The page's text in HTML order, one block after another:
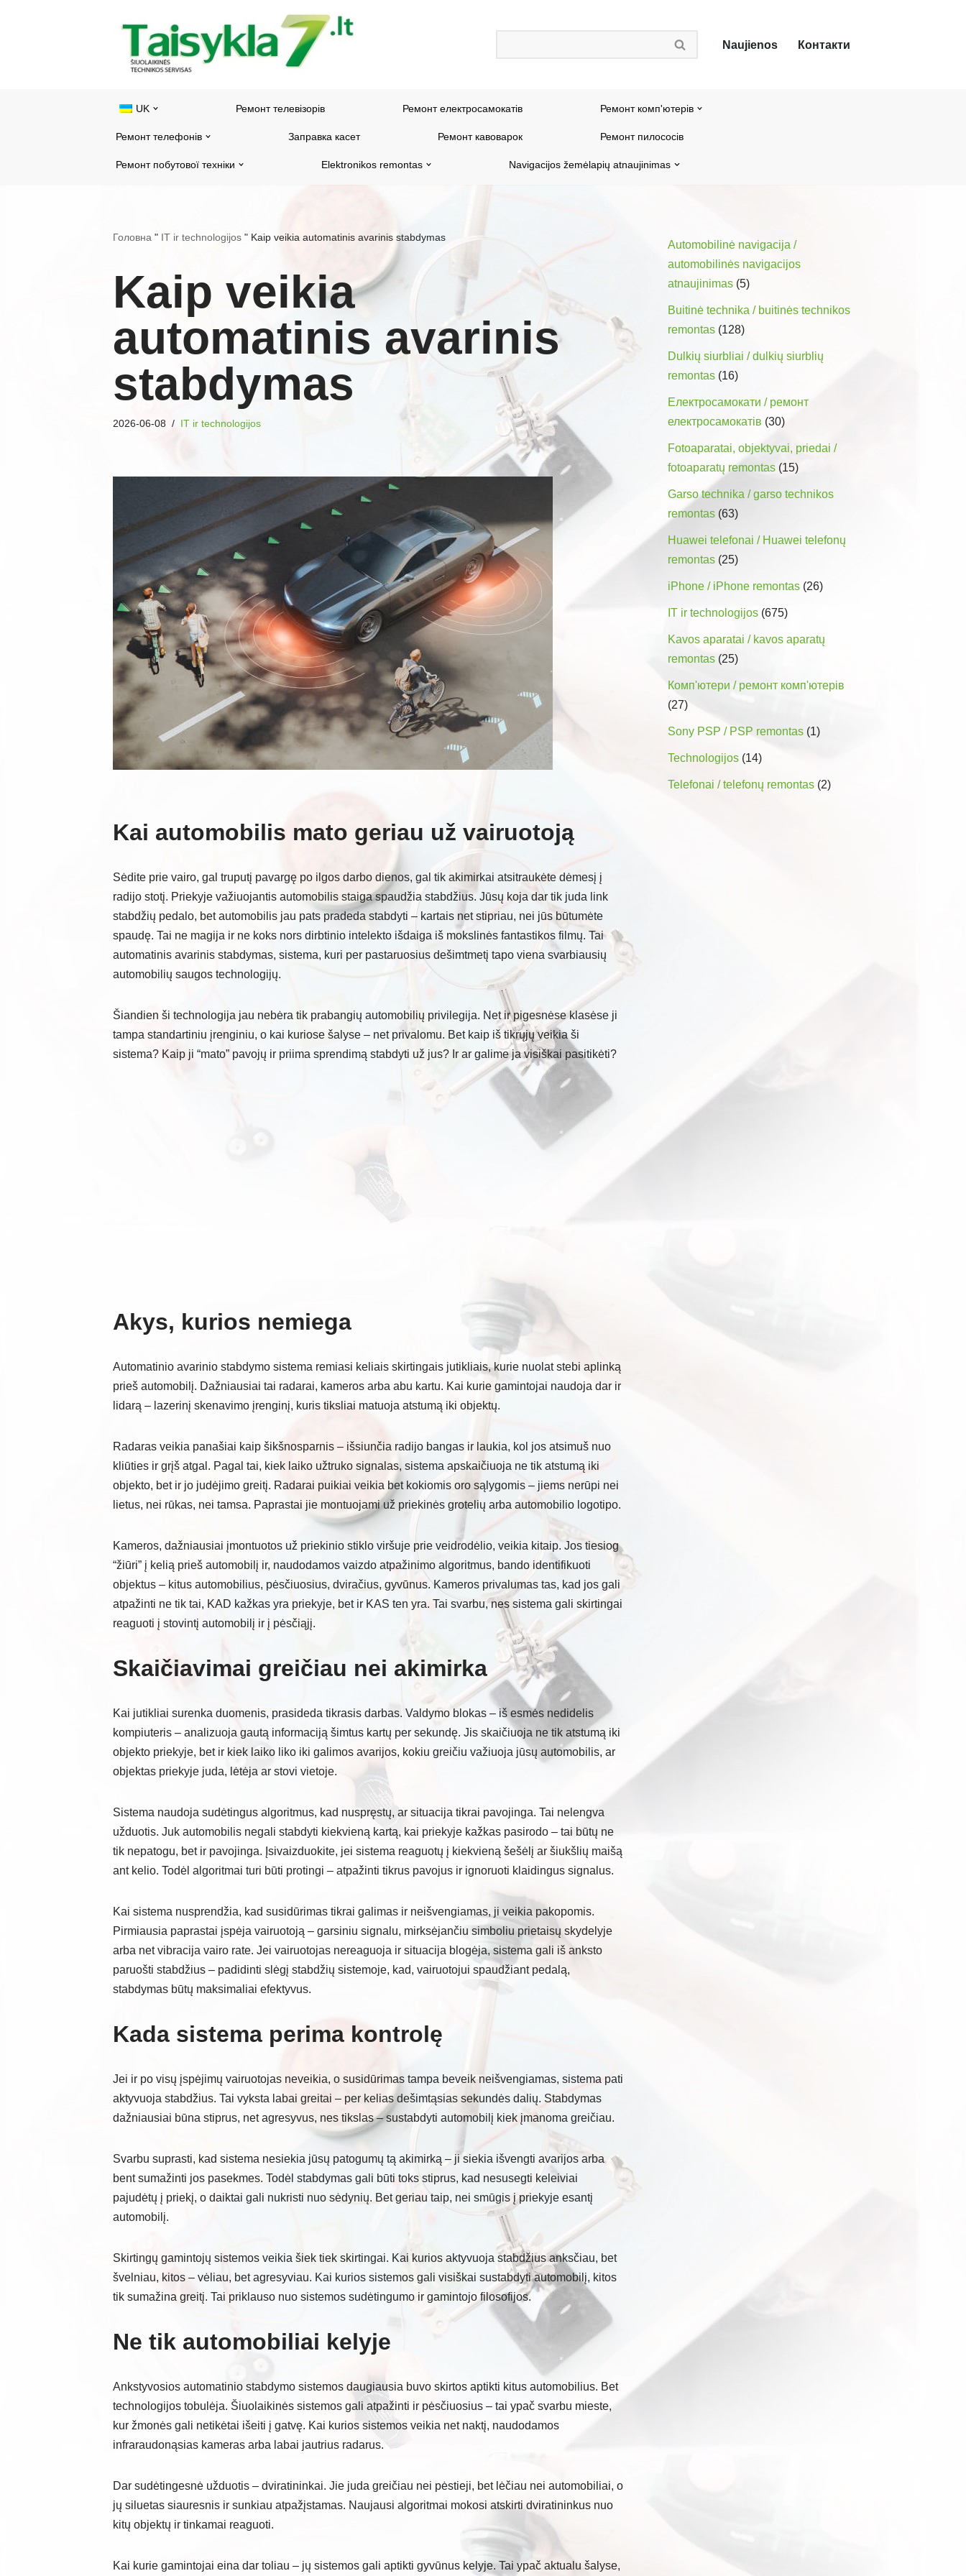
Naujienos Контакти
UK Ремонт телевізорів Ремонт електросамокатів Ремонт комп'ютерів
Ремонт телефонів Заправка касет Ремонт кавоварок Ремонт пилососів
Ремонт побутової техніки Elektronikos remontas Navigacijos žemėlapių atnaujinimas
Головна " IT ir technologijos " Kaip veikia automatinis avarinis stabdymas
Kaip veikia
automatinis avarinis
stabdymas
2026-06-08 IT ir technologijos
Kai automobilis mato geriau už vairuotoją
Sėdite prie vairo, gal truputį pavargę po ilgos darbo dienos, gal tik akimirkai atsitraukėte dėmesį į
radijo stotį. Priekyje važiuojantis automobilis staiga spaudžia stabdžius. Jūsų koja dar tik juda link
stabdžių pedalo, bet automobilis jau pats pradeda stabdyti – kartais net stipriau, nei jūs būtumėte
spaudę. Tai ne magija ir ne koks nors dirbtinio intelekto išdaiga iš mokslinės fantastikos filmų. Tai
automatinis avarinis stabdymas, sistema, kuri per pastaruosius dešimtmetį tapo viena svarbiausių
automobilių saugos technologijų.
Šiandien ši technologija jau nebėra tik prabangių automobilių privilegija. Net ir pigesnėse klasėse ji
tampa standartiniu įrenginiu, o kai kuriose šalyse – net privalomu. Bet kaip iš tikrųjų veikia ši
sistema? Kaip ji “mato” pavojų ir priima sprendimą stabdyti už jus? Ir ar galime ja visiškai pasitikėti?
Akys, kurios nemiega
Automatinio avarinio stabdymo sistema remiasi keliais skirtingais jutikliais, kurie nuolat stebi aplinką
prieš automobilį. Dažniausiai tai radarai, kameros arba abu kartu. Kai kurie gamintojai naudoja dar ir
lidarą – lazerinį skenavimo įrenginį, kuris tiksliai matuoja atstumą iki objektų.
Radaras veikia panašiai kaip šikšnosparnis – išsiunčia radijo bangas ir laukia, kol jos atsimuš nuo
kliūties ir grįš atgal. Pagal tai, kiek laiko užtruko signalas, sistema apskaičiuoja ne tik atstumą iki
objekto, bet ir jo judėjimo greitį. Radarai puikiai veikia bet kokiomis oro sąlygomis – jiems nerūpi nei
lietus, nei rūkas, nei tamsa. Paprastai jie montuojami už priekinės grotelių arba automobilio logotipo.
Kameros, dažniausiai įmontuotos už priekinio stiklo viršuje prie veidrodėlio, veikia kitaip. Jos tiesiog
“žiūri” į kelią prieš automobilį ir, naudodamos vaizdo atpažinimo algoritmus, bando identifikuoti
objektus – kitus automobilius, pėsčiuosius, dviračius, gyvūnus. Kameros privalumas tas, kad jos gali
atpažinti ne tik tai, KAD kažkas yra priekyje, bet ir KAS ten yra. Tai svarbu, nes sistema gali skirtingai
reaguoti į stovintį automobilį ir į pėsčiąjį.
Skaičiavimai greičiau nei akimirka
Kai jutikliai surenka duomenis, prasideda tikrasis darbas. Valdymo blokas – iš esmės nedidelis
kompiuteris – analizuoja gautą informaciją šimtus kartų per sekundę. Jis skaičiuoja ne tik atstumą iki
objekto priekyje, bet ir kiek laiko liko iki galimos avarijos, kokiu greičiu važiuoja jūsų automobilis, ar
objektas priekyje juda, lėtėja ar stovi vietoje.
Sistema naudoja sudėtingus algoritmus, kad nuspręstų, ar situacija tikrai pavojinga. Tai nelengva
užduotis. Juk automobilis negali stabdyti kiekvieną kartą, kai priekyje kažkas pasirodo – tai būtų ne
tik nepatogu, bet ir pavojinga. Įsivaizduokite, jei sistema reaguotų į kiekvieną šešėlį ar šiukšlių maišą
ant kelio. Todėl algoritmai turi būti protingi – atpažinti tikrus pavojus ir ignoruoti klaidingus signalus.
Kai sistema nusprendžia, kad susidūrimas tikrai galimas ir neišvengiamas, ji veikia pakopomis.
Pirmiausia paprastai įspėja vairuotoją – garsiniu signalu, mirksėjančiu simboliu prietaisų skydelyje
arba net vibracija vairo rate. Jei vairuotojas nereaguoja ir situacija blogėja, sistema gali iš anksto
paruošti stabdžius – padidinti slėgį stabdžių sistemoje, kad, vairuotojui spaudžiant pedalą,
stabdymas būtų maksimaliai efektyvus.
Kada sistema perima kontrolę
Jei ir po visų įspėjimų vairuotojas neveikia, o susidūrimas tampa beveik neišvengiamas, sistema pati
aktyvuoja stabdžius. Tai vyksta labai greitai – per kelias dešimtąsias sekundės dalių. Stabdymas
dažniausiai būna stiprus, net agresyvus, nes tikslas – sustabdyti automobilį kiek įmanoma greičiau.
Svarbu suprasti, kad sistema nesiekia jūsų patogumų tą akimirką – ji siekia išvengti avarijos arba
bent sumažinti jos pasekmes. Todėl stabdymas gali būti toks stiprus, kad nesusegti keleiviai
pajudėtų į priekį, o daiktai gali nukristi nuo sėdynių. Bet geriau taip, nei smūgis į priekyje esantį
automobilį.
Skirtingų gamintojų sistemos veikia šiek tiek skirtingai. Kai kurios aktyvuoja stabdžius anksčiau, bet
švelniau, kitos – vėliau, bet agresyviau. Kai kurios sistemos gali visiškai sustabdyti automobilį, kitos
tik sumažina greitį. Tai priklauso nuo sistemos sudėtingumo ir gamintojo filosofijos.
Ne tik automobiliai kelyje
Ankstyvosios automatinio stabdymo sistemos daugiausia buvo skirtos aptikti kitus automobilius. Bet
technologijos tobulėja. Šiuolaikinės sistemos gali atpažinti ir pėsčiuosius – tai ypač svarbu mieste,
kur žmonės gali netikėtai išeiti į gatvę. Kai kurios sistemos veikia net naktį, naudodamos
infraraudonąsias kameras arba labai jautrius radarus.
Dar sudėtingesnė užduotis – dviratininkai. Jie juda greičiau nei pėstieji, bet lėčiau nei automobiliai, o
jų siluetas siauresnis ir sunkiau atpažįstamas. Naujausi algoritmai mokosi atskirti dviratininkus nuo
kitų objektų ir tinkamai reaguoti.
Kai kurie gamintojai eina dar toliau – jų sistemos gali aptikti gyvūnus kelyje. Tai ypač aktualu šalyse,
Automobilinė navigacija /
automobilinės navigacijos
atnaujinimas (5)
Buitinė technika / buitinės technikos
remontas (128)
Dulkių siurbliai / dulkių siurblių
remontas (16)
Електросамокати / ремонт
електросамокатів (30)
Fotoaparatai, objektyvai, priedai /
fotoaparatų remontas (15)
Garso technika / garso technikos
remontas (63)
Huawei telefonai / Huawei telefonų
remontas (25)
iPhone / iPhone remontas (26)
IT ir technologijos (675)
Kavos aparatai / kavos aparatų
remontas (25)
Комп'ютери / ремонт комп'ютерів
(27)
Sony PSP / PSP remontas (1)
Technologijos (14)
Telefonai / telefonų remontas (2)